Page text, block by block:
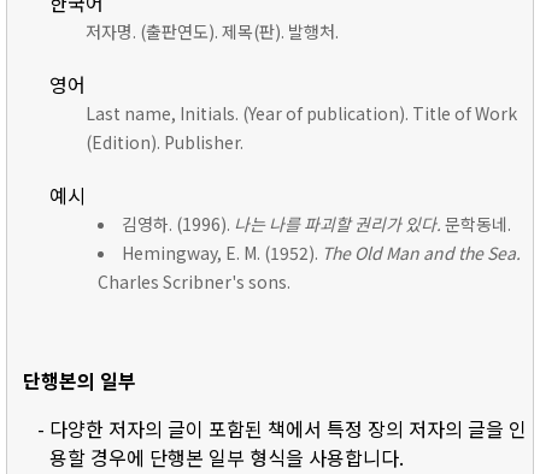
저자명. (출판연도). 제목(판). 발행처.
영어
Last name, Initials. (Year of publication). Title of Work
(Edition). Publisher.
예시
김영하. (1996). 나는 나를 파괴할 권리가 있다. 문학동네.
Hemingway, E. M. (1952). The Old Man and the Sea.
Charles Scribner's sons.
단행본의 일부
- 다양한 저자의 글이 포함된 책에서 특정 장의 저자의 글을 인
용할 경우에 단행본 일부 형식을 사용합니다.